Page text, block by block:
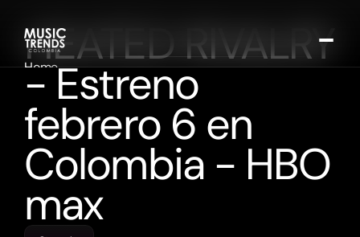
Home
Calendario de eventos
Entrevista y opinión
Música
Cine y Streaming
Sucribirse
HEATED RIVALRY
- Estreno
febrero 6 en
Colombia - HBO
max